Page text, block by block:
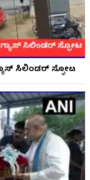
ಸಿಲಿಂಡರ್ ಸ್ಫೋಟ